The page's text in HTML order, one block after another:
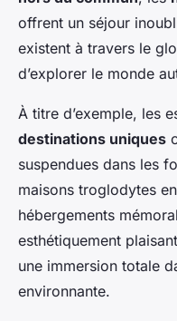
offrent un séjour
existent à travers le
d’explorer le monde
À titre d’exemple, les
destinations uniques
suspendues dans les
maisons troglodytes
hébergements
esthétiquement
une immersion totale
environnante.